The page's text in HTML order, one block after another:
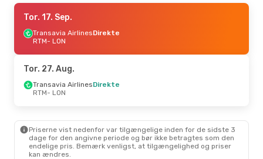
Tor. 17. Sep.
Transavia AirlinesDirekte
RTM- LON
LON- RTM
Tor. 10. Sep.- Søn. 13. Sep.
LON
- RTM
Tir. 25. Aug.
Tor. 17. Sep.
Transavia AirlinesDirekte
RTM- LON
Tor. 27. Aug.
Transavia AirlinesDirekte
RTM- LON
Priserne vist nedenfor var tilgængelige inden for de sidste 3
dage for den angivne periode og bør ikke betragtes som den
endelige pris. Bemærk venligst, at tilgængelighed og priser
kan ændres.